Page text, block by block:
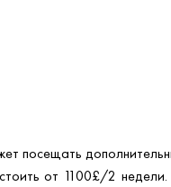
посещать
от 1100£/2 недели.